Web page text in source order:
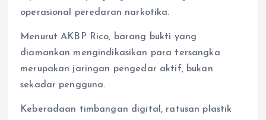
operasional peredaran narkotika.
Menurut AKBP Rico, barang bukti yang
diamankan mengindikasikan para tersangka
merupakan jaringan pengedar aktif, bukan
sekadar pengguna.
Keberadaan timbangan digital, ratusan plastik